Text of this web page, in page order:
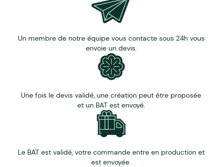
Un membre de notre équipe vous contacte sous 24h vous
envoie un devis.
Une fois le devis validé, une création peut être proposée
et un BAT est envoyé.
Le BAT est validé, votre commande entre en production et
est envoyée.